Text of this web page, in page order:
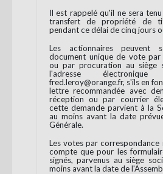
Il est rappelé qu'il ne sera
transfert de propriété de
pendant ce délai de cinq jours
Les actionnaires peuvent
document unique de vote par
ou par procuration au siège
l'adresse
fred.leroy@orange.fr, s'ils en
lettre recommandée avec
réception ou par courrier
cette demande parvient à la
au moins avant la date
Générale.
Les votes par correspondance
compte que pour les
signés, parvenus au siège
moins avant la date de